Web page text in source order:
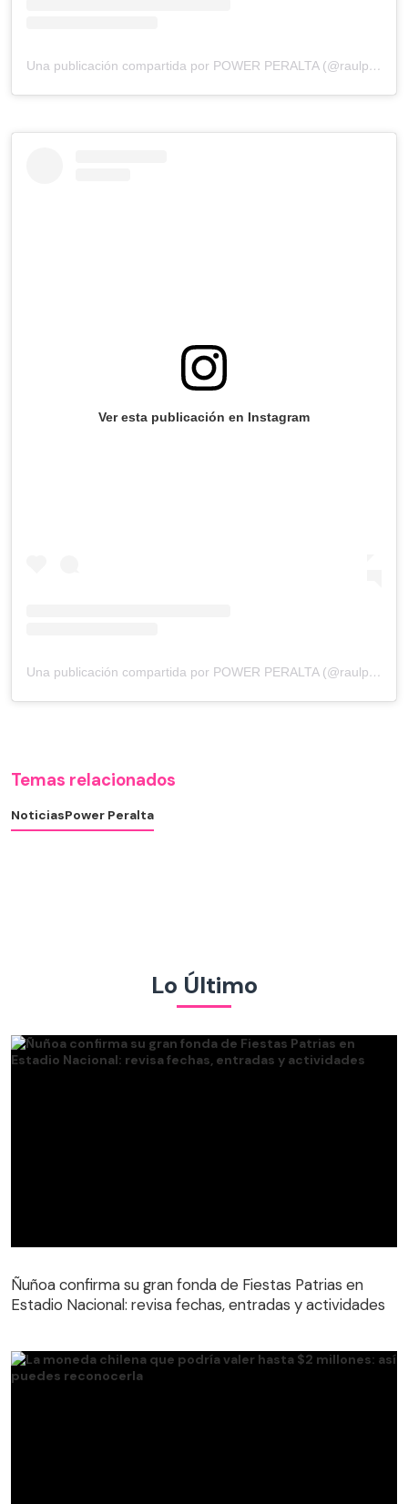
Una publicación compartida por POWER PERALTA (@raulpower)
Ver esta publicación en Instagram
Una publicación compartida por POWER PERALTA (@raulpower)
Temas relacionados
NoticiasPower Peralta
Lo Último
Ñuñoa confirma su gran fonda de Fiestas Patrias en
Estadio Nacional: revisa fechas, entradas y actividades